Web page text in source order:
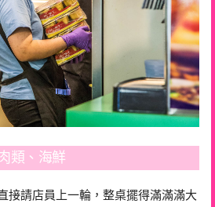
類、海鮮
接請店員上一輪，整桌擺得滿滿滿大